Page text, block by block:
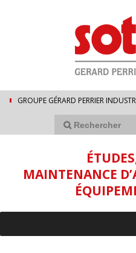
GROUPE GÉRARD PERRIER
MAINTENANCE